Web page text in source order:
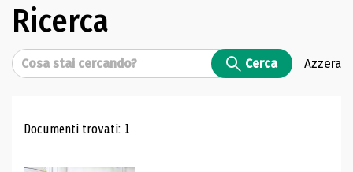
Ricerca
Cerca Cerca Azzera
Risultati di ricerca
Documenti trovati: 1